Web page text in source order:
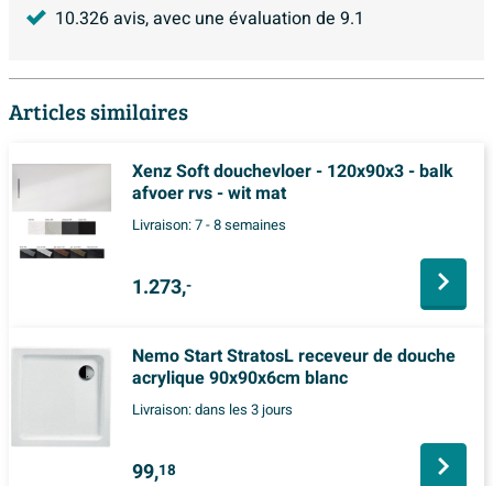
10.326avis, avec une évaluation de 9.1
Articles similaires
Xenz Soft douchevloer - 120x90x3 - balk
afvoer rvs - wit mat
Livraison:7 - 8 semaines
1.273,-
Nemo Start StratosL receveur de douche
acrylique 90x90x6cm blanc
Livraison:dans les 3 jours
99,18